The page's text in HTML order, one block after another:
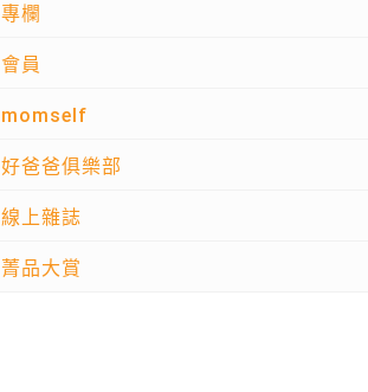
專欄
會員
momself
好爸爸俱樂部
線上雜誌
菁品大賞